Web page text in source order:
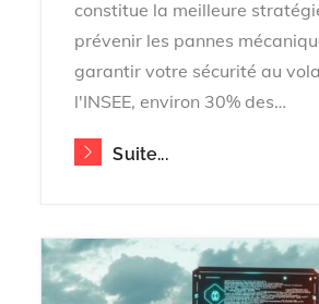
constitue la meilleure
prévenir les pannes
garantir votre sécurité au
l'INSEE, environ 30% des…
Suite...